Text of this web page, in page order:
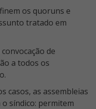
tratado em
a todos os
síndico: permitem